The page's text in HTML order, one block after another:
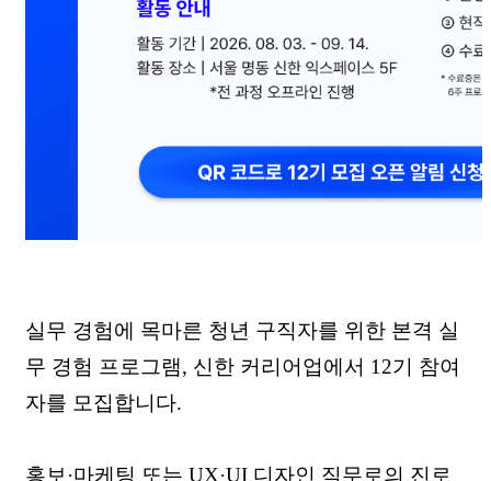
실무 경험에 목마른 청년 구직자를 위한 본격 실
무 경험 프로그램, 신한 커리어업에서 12기 참여
자를 모집합니다.
홍보·마케팅 또는 UX·UI 디자인 직무로의 진로